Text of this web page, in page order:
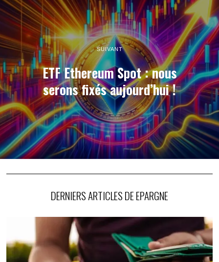
SUIVANT
ETF Ethereum Spot : nous
serons fixés aujourd’hui !
DERNIERS ARTICLES DE EPARGNE